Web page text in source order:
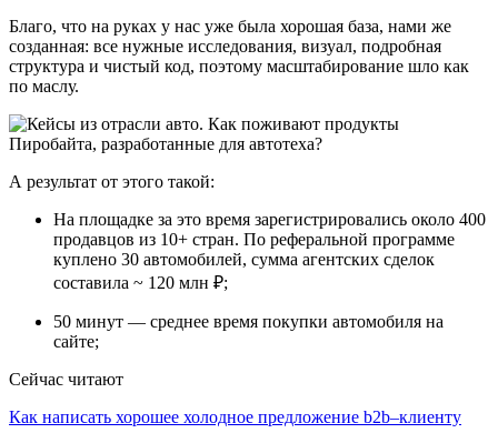
Благо, что на руках у нас уже была хорошая база, нами же
созданная: все нужные исследования, визуал, подробная
структура и чистый код, поэтому масштабирование шло как
по маслу.
А результат от этого такой:
На площадке за это время зарегистрировались около 400
продавцов из 10+ стран. По реферальной программе
куплено 30 автомобилей, сумма агентских сделок
составила ~ 120 млн ₽;
50 минут — среднее время покупки автомобиля на
сайте;
Сейчас читают
Как написать хорошее холодное предложение b2b–клиенту